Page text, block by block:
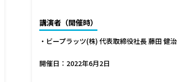
講演者（開催時）
・ビープラッツ(株) 代表取締役社長 藤田 健治
開催日：2022年6月2日